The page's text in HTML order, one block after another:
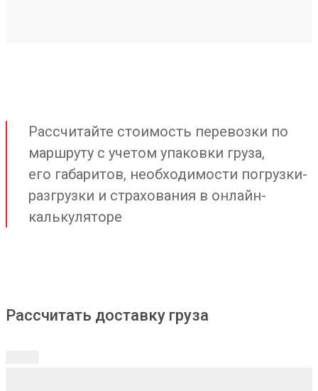
Рассчитайте стоимость перевозки по
маршруту с учетом упаковки груза,
его габаритов, необходимости погрузки-
разгрузки и страхования в онлайн-
калькуляторе
Рассчитать доставку груза